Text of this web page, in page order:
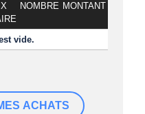
NOMBRE MONTANT
vide.